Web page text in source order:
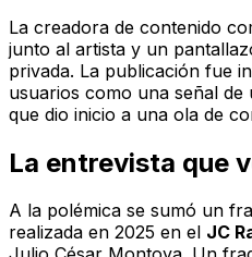
La creadora de contenido
junto al artista y un
privada. La publicación fue
usuarios como una señal
que dio inicio a una ola de
La entrevista que
A la polémica se sumó un
realizada en 2025 en el JC